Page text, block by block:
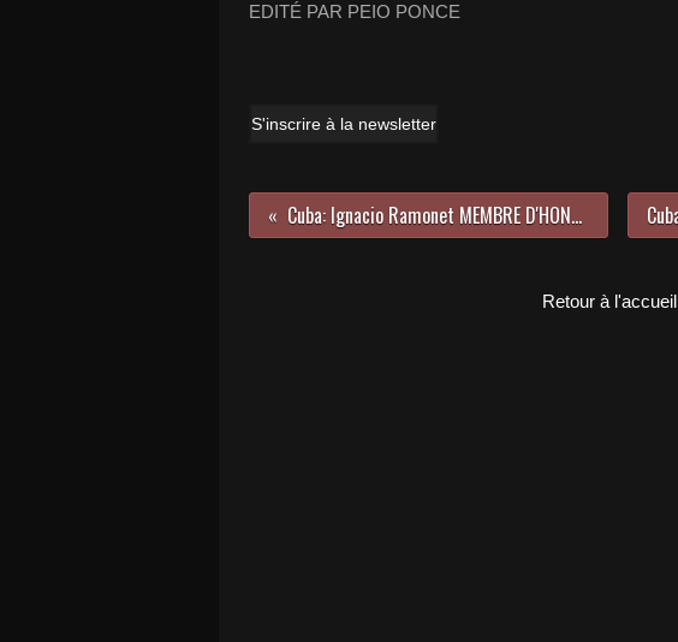
EDITÉ PAR PEIO PONCE
S'inscrire à la newsletter
Cuba: Ignacio Ramonet MEMBRE D'HONNEUR DE L'UNEAC (UNION NATIONALE DES ECRIVAINS ET ARTISTES CUBAINS)
Retour à l'accueil